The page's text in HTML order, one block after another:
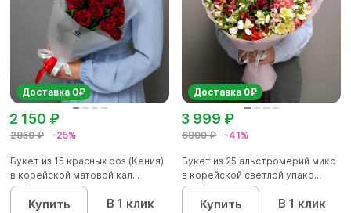
Доставка 0₽
2850 ₽ -25%
2 150 ₽
Букет из 15 красных роз (Кения)
в корейской матовой кал...
Купить В 1 клик
Доставка 0₽
6800 ₽ -41%
3 999 ₽
Букет из 25 альстромерий микс
в корейской светлой упако...
Купить В 1 клик